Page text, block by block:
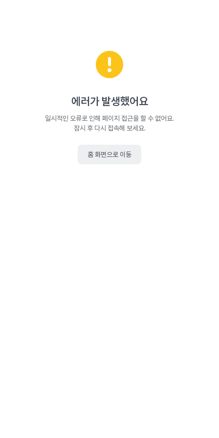
에러가 발생했어요
일시적인 오류로 인해 페이지 접근을 할 수 없어요.
잠시 후 다시 접속해 보세요.
홈 화면으로 이동